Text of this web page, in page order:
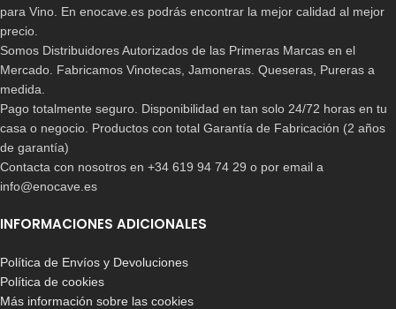
para Vino. En enocave.es podrás encontrar la mejor calidad al mejor
precio.
Somos Distribuidores Autorizados de las Primeras Marcas en el
Mercado. Fabricamos Vinotecas, Jamoneras. Queseras, Pureras a
medida.
Pago totalmente seguro. Disponibilidad en tan solo 24/72 horas en tu
casa o negocio. Productos con total Garantía de Fabricación (2 años
de garantía)
Contacta con nosotros en +34 619 94 74 29 o por email a
info@enocave.es
INFORMACIONES ADICIONALES
Política de Envíos y Devoluciones
Política de cookies
Más información sobre las cookies